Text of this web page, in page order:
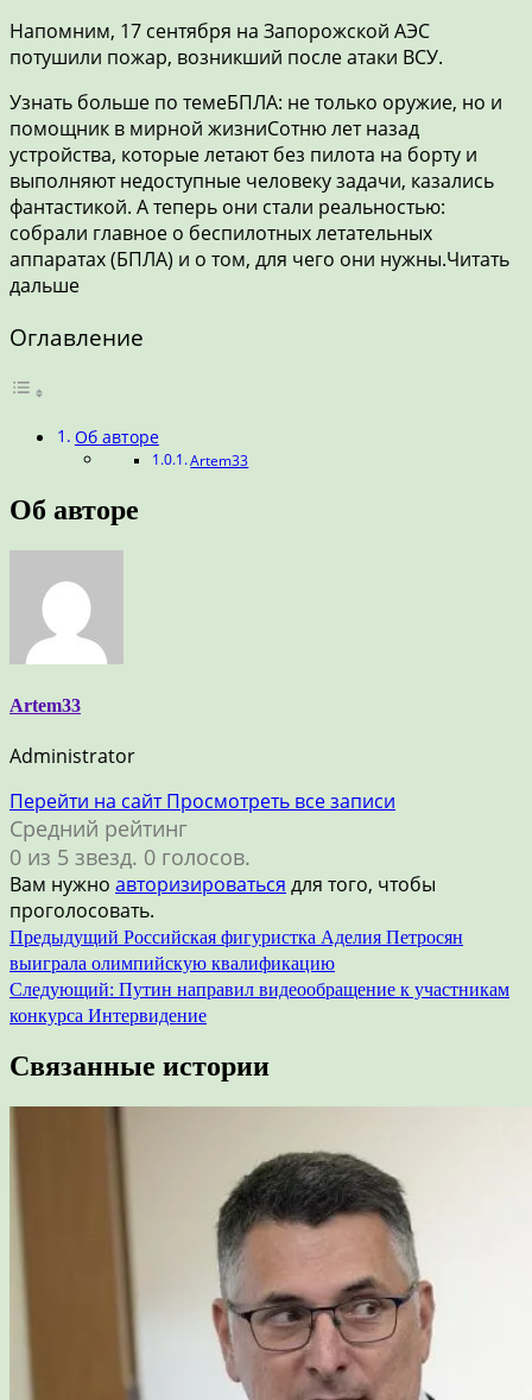
Напомним, 17 сентября на Запорожской АЭС
потушили пожар, возникший после атаки ВСУ.
Узнать больше по темеБПЛА: не только оружие, но и
помощник в мирной жизниСотню лет назад
устройства, которые летают без пилота на борту и
выполняют недоступные человеку задачи, казались
фантастикой. А теперь они стали реальностью:
собрали главное о беспилотных летательных
аппаратах (БПЛА) и о том, для чего они нужны.Читать
дальше
Оглавление
Об авторе
Artem33
Об авторе
Artem33
Administrator
Перейти на сайтПросмотреть все записи
Средний рейтинг
0 из 5 звезд. 0 голосов.
Вам нужно авторизироваться для того, чтобы
проголосовать.
Навигация
по
записям
Предыдущий Российская фигуристка Аделия Петросян
выиграла олимпийскую квалификацию
Следующий: Путин направил видеообращение к участникам
конкурса Интервидение
Связанные истории